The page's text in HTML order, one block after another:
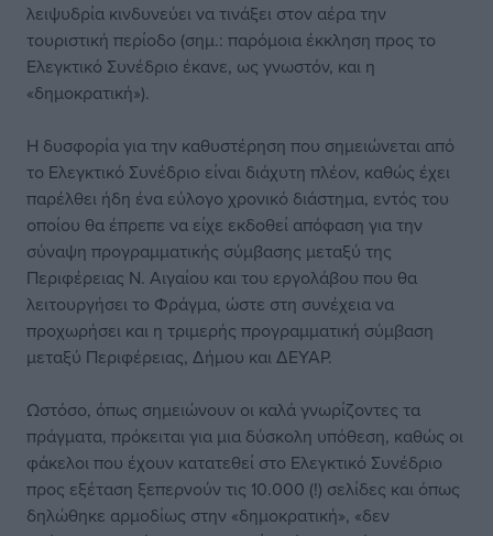
λειψυδρία κινδυνεύει να τινάξει στον αέρα την
τουριστική περίοδο (σημ.: παρόμοια έκκληση προς το
Ελεγκτικό Συνέδριο έκανε, ως γνωστόν, και η
«δημοκρατική»).
Η δυσφορία για την καθυστέρηση που σημειώνεται από
το Ελεγκτικό Συνέδριο είναι διάχυτη πλέον, καθώς έχει
παρέλθει ήδη ένα εύλογο χρονικό διάστημα, εντός του
οποίου θα έπρεπε να είχε εκδοθεί απόφαση για την
σύναψη προγραμματικής σύμβασης μεταξύ της
Περιφέρειας Ν. Αιγαίου και του εργολάβου που θα
λειτουργήσει το Φράγμα, ώστε στη συνέχεια να
προχωρήσει και η τριμερής προγραμματική σύμβαση
μεταξύ Περιφέρειας, Δήμου και ΔΕΥΑΡ.
Ωστόσο, όπως σημειώνουν οι καλά γνωρίζοντες τα
πράγματα, πρόκειται για μια δύσκολη υπόθεση, καθώς οι
φάκελοι που έχουν κατατεθεί στο Ελεγκτικό Συνέδριο
προς εξέταση ξεπερνούν τις 10.000 (!) σελίδες και όπως
δηλώθηκε αρμοδίως στην «δημοκρατική», «δεν